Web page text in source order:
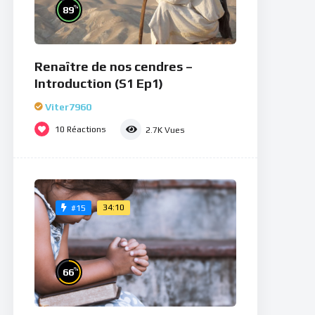
89%
Renaître de nos cendres –
Introduction (S1 Ep1)
Viter7960
10 Réactions 2.7K Vues
#15 34:10
66%